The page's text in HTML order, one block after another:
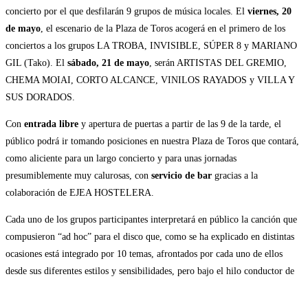
concierto por el que desfilarán 9 grupos de música locales. El viernes, 20
de mayo , el escenario de la Plaza de Toros acogerá en el primero de los
conciertos a los grupos LA TROBA, INVISIBLE, SÚPER 8 y MARIANO
GIL (Tako). El sábado, 21 de mayo , serán ARTISTAS DEL GREMIO,
CHEMA MOIAI, CORTO ALCANCE, VINILOS RAYADOS y VILLA Y
SUS DORADOS.
Con entrada libre y apertura de puertas a partir de las 9 de la tarde, el
público podrá ir tomando posiciones en nuestra Plaza de Toros que contará,
como aliciente para un largo concierto y para unas jornadas
presumiblemente muy calurosas, con servicio de bar gracias a la
colaboración de EJEA HOSTELERA.
Cada uno de los grupos participantes interpretará en público la canción que
compusieron “ad hoc” para el disco que, como se ha explicado en distintas
ocasiones está integrado por 10 temas, afrontados por cada uno de ellos
desde sus diferentes estilos y sensibilidades, pero bajo el hilo conductor de